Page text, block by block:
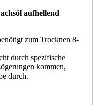
aufhellend
zum Trocknen 8-
durch spezifische
kommen,
durch.